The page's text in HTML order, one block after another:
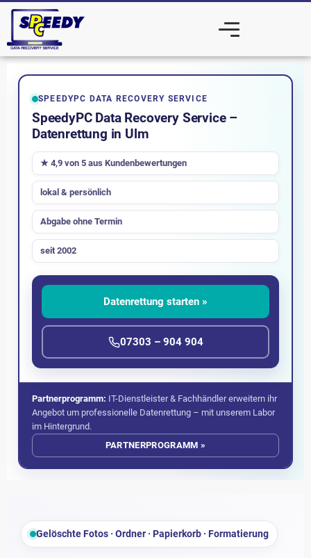
SPEEDYPC DATA RECOVERY SERVICE
SpeedyPC Data Recovery Service –
Datenrettung in Ulm
★ 4,9 von 5 aus Kundenbewertungen
lokal & persönlich
Abgabe ohne Termin
seit 2002
Datenrettung starten »
07303 – 904 904
Partnerprogramm: IT-Dienstleister & Fachhändler erweitern ihr
Angebot um professionelle Datenrettung – mit unserem Labor
im Hintergrund.
PARTNERPROGRAMM »
Gelöschte Fotos · Ordner · Papierkorb · Formatierung